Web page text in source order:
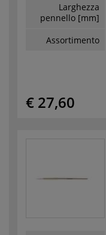
Larghezza
pennello [mm]
Assortimento
€ 27,60